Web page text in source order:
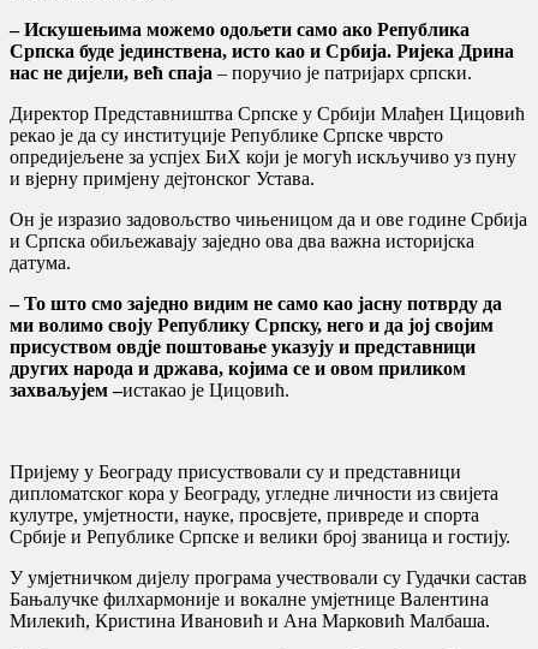
– Искушењима можемо одољети само ако Република
Српска буде јединствена, исто као и Србија. Ријека Дрина
нас не дијели, већ спаја – поручио је патријарх српски.
Директор Представништва Српске у Србији Млађен Цицовић
рекао је да су институције Републике Српске чврсто
опредијељене за успјех БиХ који је могућ искључиво уз пуну
и вјерну примјену дејтонског Устава.
Он је изразио задовољство чињеницом да и ове године Србија
и Српска обиљежавају заједно ова два важна историјска
датума.
– То што смо заједно видим не само као јасну потврду да
ми волимо своју Републику Српску, него и да јој својим
присуством овдје поштовање указују и представници
других народа и држава, којима се и овом приликом
захваљујем –истакао је Цицовић.
Пријему у Београду присуствовали су и представници
дипломатског кора у Београду, угледне личности из свијета
кулутре, умјетности, науке, просвјете, привреде и спорта
Србије и Републике Српске и велики број званица и гостију.
У умјетничком дијелу програма учествовали су Гудачки састав
Бањалучке филхармоније и вокалне умјетнице Валентина
Милекић, Кристина Ивановић и Ана Марковић Малбаша.